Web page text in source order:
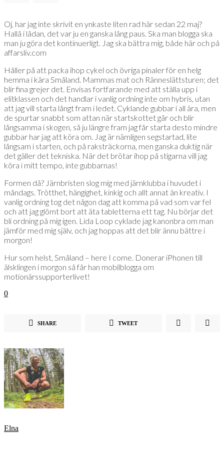
Oj, har jag inte skrivit en ynkaste liten rad här sedan 22 maj?
Hallå i lådan, det var ju en ganska lång paus. Ska man blogga ska
man ju göra det kontinuerligt. Jag ska bättra mig, både här och på
affarsliv.com
Håller på att packa ihop cykel och övriga pinaler för en helg
hemma i kära Småland. Mammas mat och Ränneslättsturen; det
blir fina grejer det. Envisas fortfarande med att ställa upp i
elitklassen och det handlar i vanlig ordning inte om hybris, utan
att jag vill starta långt fram i ledet. Cyklande gubbar i all ära, men
de spurtar snabbt som attan när startskottet går och blir
långsamma i skogen, så ju längre fram jag får starta desto mindre
gubbar har jag att köra om. Jag är nämligen segstartad, lite
långsam i starten, och på raksträckorna, men ganska duktig när
det gäller det tekniska. När det brötar ihop på stigarna vill jag
köra i mitt tempo, inte gubbarnas!
Formen då? Järnbristen slog mig med järnklubba i huvudet i
måndags. Trötthet, hängighet, kinkig och allt annat än kreativ. I
vanlig ordning tog det någon dag att komma på vad som var fel
och att jag glömt bort att äta tabletterna ett tag. Nu börjar det
bli ordning på mig igen. Lida Loop cyklade jag kanonbra om man
jämför med mig själv, och jag hoppas att det blir ännu bättre i
morgon!
Hur som helst, Småland – here I come. Donerar iPhonen till
älsklingen i morgon så får han mobilblogga om
motionärssupporterlivet!
0
SHARE TWEET
Elna